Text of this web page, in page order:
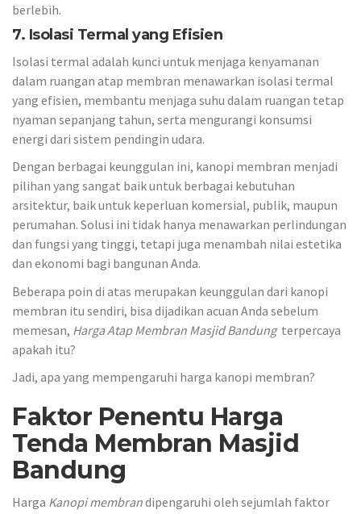
berlebih.
7. Isolasi Termal yang Efisien
Isolasi termal adalah kunci untuk menjaga kenyamanan
dalam ruangan atap membran menawarkan isolasi termal
yang efisien, membantu menjaga suhu dalam ruangan tetap
nyaman sepanjang tahun, serta mengurangi konsumsi
energi dari sistem pendingin udara.
Dengan berbagai keunggulan ini, kanopi membran menjadi
pilihan yang sangat baik untuk berbagai kebutuhan
arsitektur, baik untuk keperluan komersial, publik, maupun
perumahan. Solusi ini tidak hanya menawarkan perlindungan
dan fungsi yang tinggi, tetapi juga menambah nilai estetika
dan ekonomi bagi bangunan Anda.
Beberapa poin di atas merupakan keunggulan dari kanopi
membran itu sendiri, bisa dijadikan acuan Anda sebelum
memesan, Harga Atap Membran Masjid Bandung terpercaya
apakah itu?
Jadi, apa yang mempengaruhi harga kanopi membran?
Faktor Penentu Harga
Tenda Membran Masjid
Bandung
Harga Kanopi membrandipengaruhi oleh sejumlah faktor